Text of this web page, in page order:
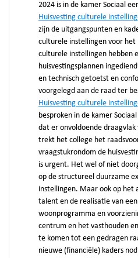
2024 is in de kamer Sociaal
Huisvesting culturele
zijn de uitgangspunten en
culturele instellingen voor
culturele instellingen hebben
huisvestingsplannen
en technisch getoetst en
voorgelegd aan de raad ter
Huisvesting culturele
besproken in de kamer
dat er onvoldoende
trekt het college het
vraagstukrondom de
is urgent. Het wel of niet
op de structureel duurzame
instellingen. Maar ook op het
talent en de realisatie van
woonprogramma en
centrum en het vasthouden
te komen tot een gedragen
nieuwe (financiële) kaders